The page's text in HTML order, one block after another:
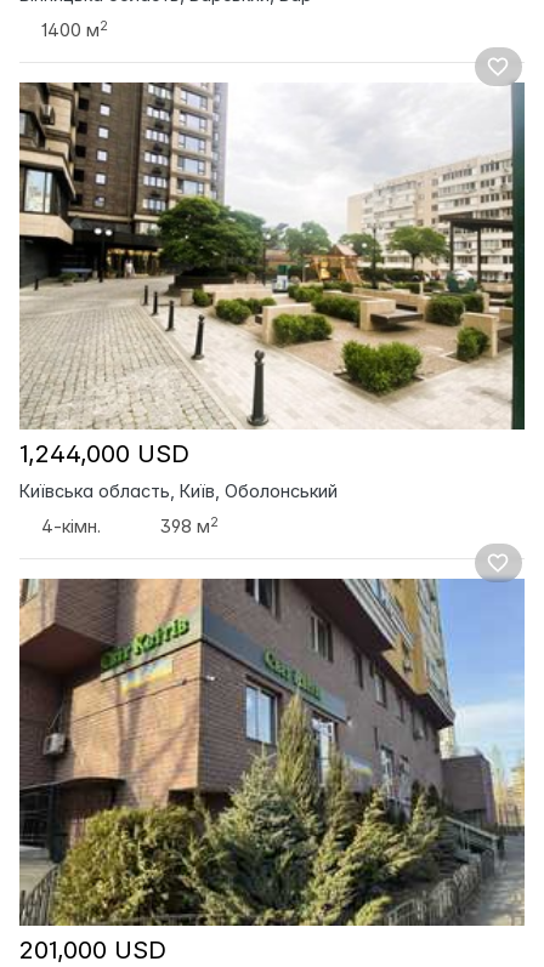
1400 м2
1,244,000 USD
Київська область, Київ, Оболонський
4-кімн.
398 м2
201,000 USD